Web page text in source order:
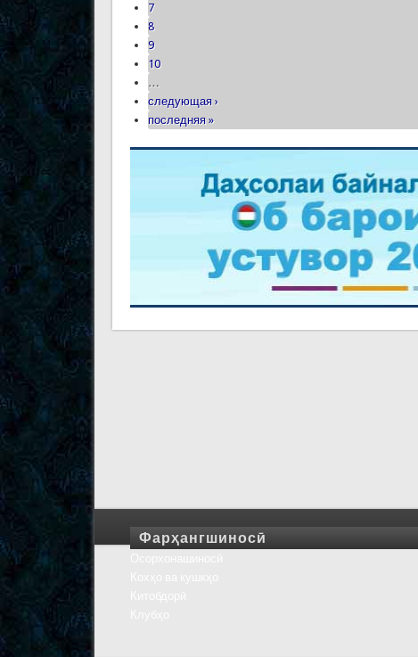
7
8
9
10
…
следующая ›
последняя »
Фарҳангшиносӣ